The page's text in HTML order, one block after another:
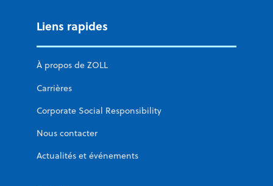
Liens rapides
À propos de ZOLL
Carrières
Corporate Social Responsibility
Nous contacter
Actualités et événements